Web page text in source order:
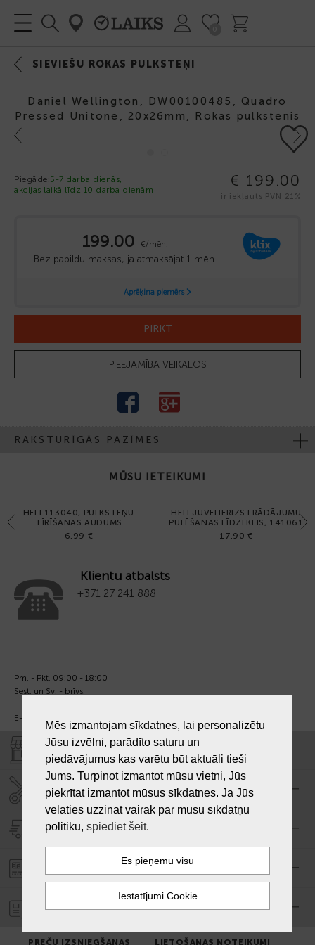
SIEVIEŠU ROKAS PULKSTEŅI
Daniel Wellington, DW00100485, Quadro
Pressed Unitone, 20x26mm, Rokas pulkstenis
Previous Next
Piegāde:5-7 darba dienās,
akcijas laikā līdz 10 darba dienām
€ 199.00
ir iekļauts PVN 21%
PIRKT
PIEEJAMĪBA VEIKALOS
RAKSTURĪGĀS PAZĪMES
MŪSU IETEIKUMI
Previous
HELI 113040, PULKSTEŅU
TĪRĪŠANAS AUDUMS
6.99 €
HELI JUVELIERIZSTRĀDĀJUMU
PULĒŠANAS LĪDZEKLIS, 141061
17.90 €
Next
Klientu atbalsts
+371 27 241 888
Pm. - Pkt. 09:00 - 18:00
Sest. un Sv. - brīvs.
E-pasts:
VEIKALI "LAIKS"
SERVISA CENTRS "LAIKS"
PIEGĀDE
PASŪTĪJUMA APMAKSA
GARANTIJA
PREČU IZSNIEGŠANAS LIETOŠANAS NOTEIKUMI
Mēs izmantojam sīkdatnes, lai personalizētu
Jūsu izvēlni, parādīto saturu un
piedāvājumus kas varētu būt aktuāli tieši
Jums. Turpinot izmantot mūsu vietni, Jūs
piekrītat izmantot mūsus sīkdatnes. Ja Jūs
vēlaties uzzināt vairāk par mūsu sīkdatņu
politiku, spiediet šeit.